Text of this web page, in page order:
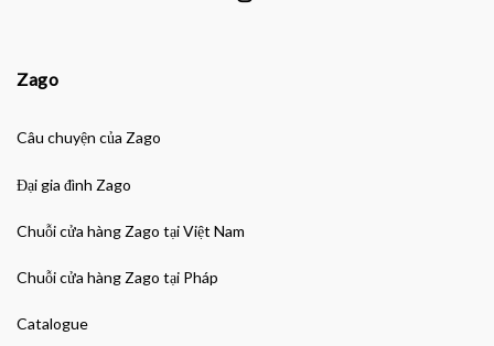
Zago
Câu chuyện của Zago
Đại gia đình Zago
Chuỗi cửa hàng Zago tại Việt Nam
Chuỗi cửa hàng Zago tại Pháp
Catalogue